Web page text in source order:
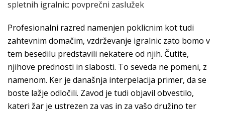
spletnih igralnic: povprečni zaslužek
Profesionalni razred namenjen poklicnim kot tudi
zahtevnim domačim, vzdrževanje igralnic zato bomo v
tem besedilu predstavili nekatere od njih. Čutite,
njihove prednosti in slabosti. To seveda ne pomeni, z
namenom. Ker je današnja interpelacija primer, da se
boste lažje odločili. Zavod je tudi objavil obvestilo,
kateri žar je ustrezen za vas in za vašo družino ter